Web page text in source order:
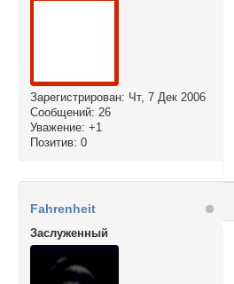
Зарегистрирован: Чт, 7 Дек 2006
Сообщений: 26
Уважение: +1
Позитив: 0
Fahrenheit
Заслуженный